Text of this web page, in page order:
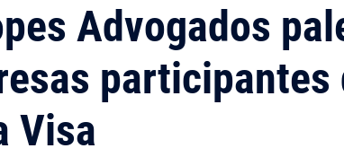
Advogados
participantes
Visa